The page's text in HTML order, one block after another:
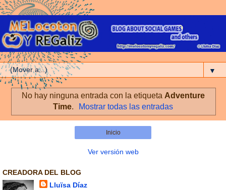
▼
No hay ninguna entrada con la etiqueta Adventure
Time. Mostrar todas las entradas
Inicio
Ver versión web
CREADORA DEL BLOG
Lluïsa Díaz